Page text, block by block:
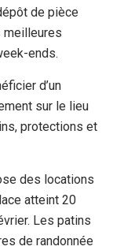
de pièce
meilleures
ends.
d’un
sur le lieu
protections et
des locations
atteint 20
Les patins
de randonnée